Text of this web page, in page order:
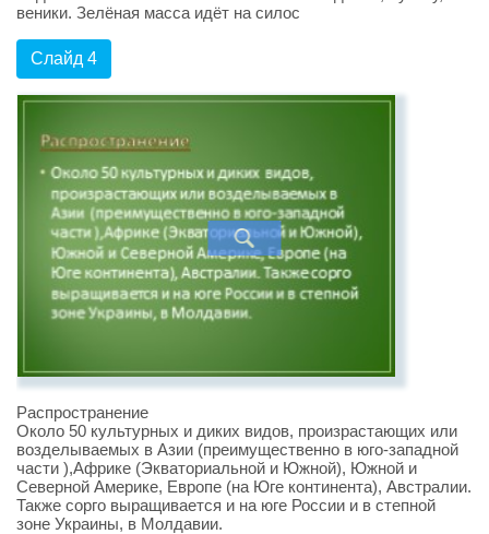
веники. Зелёная масса идёт на силос
Слайд 4
Распространение
Около 50 культурных и диких видов, произрастающих или
возделываемых в Азии (преимущественно в юго-западной
части ),Африке (Экваториальной и Южной), Южной и
Северной Америке, Европе (на Юге континента), Австралии.
Также сорго выращивается и на юге России и в степной
зоне Украины, в Молдавии.